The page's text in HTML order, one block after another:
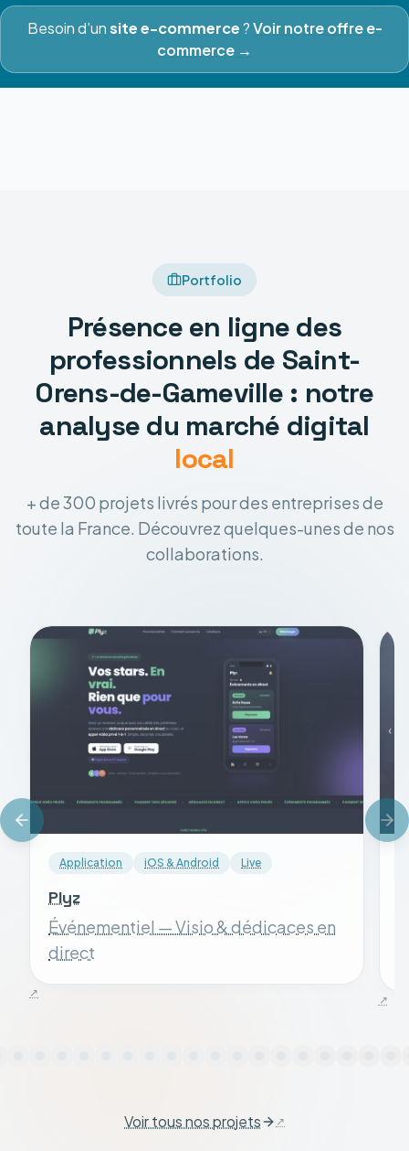
Besoin d'unsite e-commerce?Voir notre offre e-
commerce →
Portfolio
Présence en ligne des
professionnels de Saint-
Orens-de-Gameville : notre
analyse du marché digital
local
+ de 300 projets livrés pour des entreprises de
toute la France. Découvrez quelques-unes de nos
collaborations.
Application iOS & Android Live
Plyz
Événementiel — Visio & dédicaces en
direct
Voir tous nos projets